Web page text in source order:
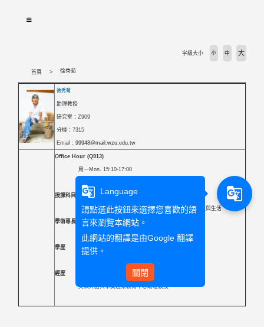
首頁 徐秀菊
字級大小 小 中 大
徐秀菊
助理教授
研究室：Z909
分機：7315
Email : 99948@mail.wzu.edu.tw
Office Hour (Q913)
周一Mon. 15:10-17:00
授課科目
全人發展、全人發展英文專班、生命意義的探詢、聖經與生活
學術專長
生命倫理 、和平教育 、教學與評量、國際人修養
學歷
經歷
文藻外語大學吳甦樂教育中心助理教授
g_translate
Language
請點選此按鈕來選擇您喜歡的語
言來瀏覽本網站。
此網站的翻譯是由Google 翻譯
提供。
關閉
g_translate